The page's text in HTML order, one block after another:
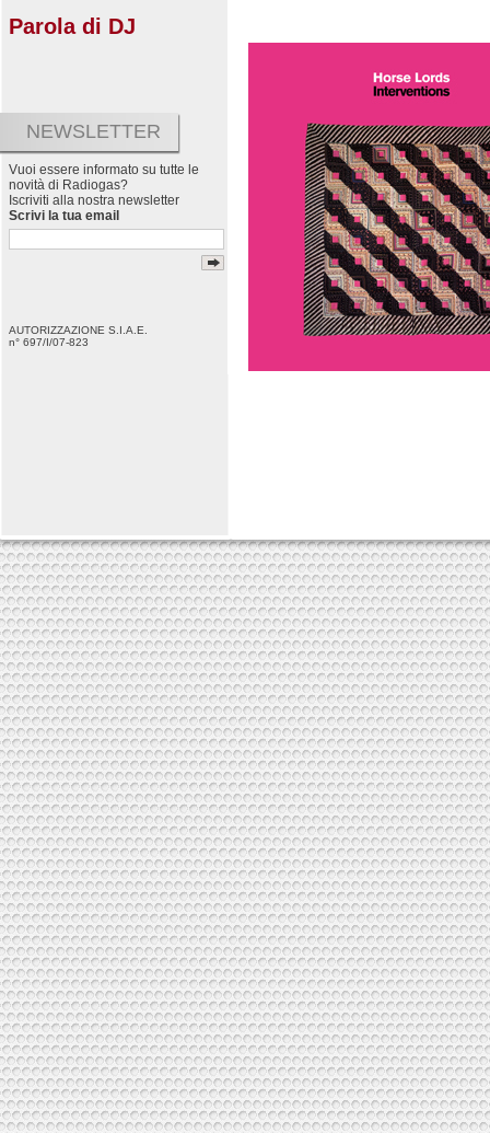
Parola di DJ
NEWSLETTER
Vuoi essere informato su tutte le
novità di Radiogas?
Iscriviti alla nostra newsletter
Scrivi la tua email
AUTORIZZAZIONE S.I.A.E.
n° 697/I/07-823